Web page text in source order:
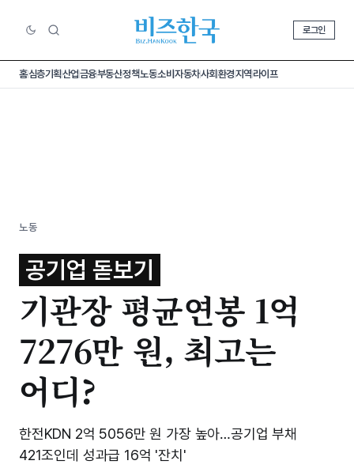
로그인
홈심층기획산업금융부동산정책노동소비 자동차사회환경지역라이프
노동
공기업 돋보기
기관장 평균연봉 1억
7276만 원, 최고는
어디?
한전KDN 2억 5056만 원 가장 높아…공기업 부채
421조인데 성과급 16억 '잔치'